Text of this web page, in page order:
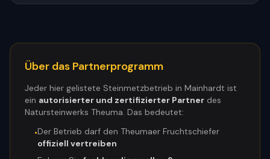
Über das Partnerprogramm
Jeder hier gelistete Steinmetzbetrieb in Mainhardt ist
ein autorisierter und zertifizierter Partner des
Natursteinwerks Theuma. Das bedeutet:
•Der Betrieb darf den Theumaer Fruchtschiefer
offiziell vertreiben